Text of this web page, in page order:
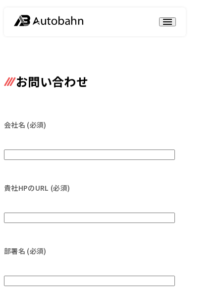
お問い合わせ
会社名 (必須)
貴社HPのURL (必須)
部署名 (必須)